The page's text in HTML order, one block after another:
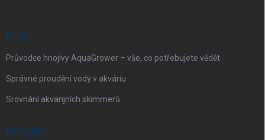
BLOG
Průvodce hnojivy AquaGrower – vše, co potřebujete vědět
Správné proudění vody v akváriu
Srovnání akvarijních skimmerů
KONTAKT